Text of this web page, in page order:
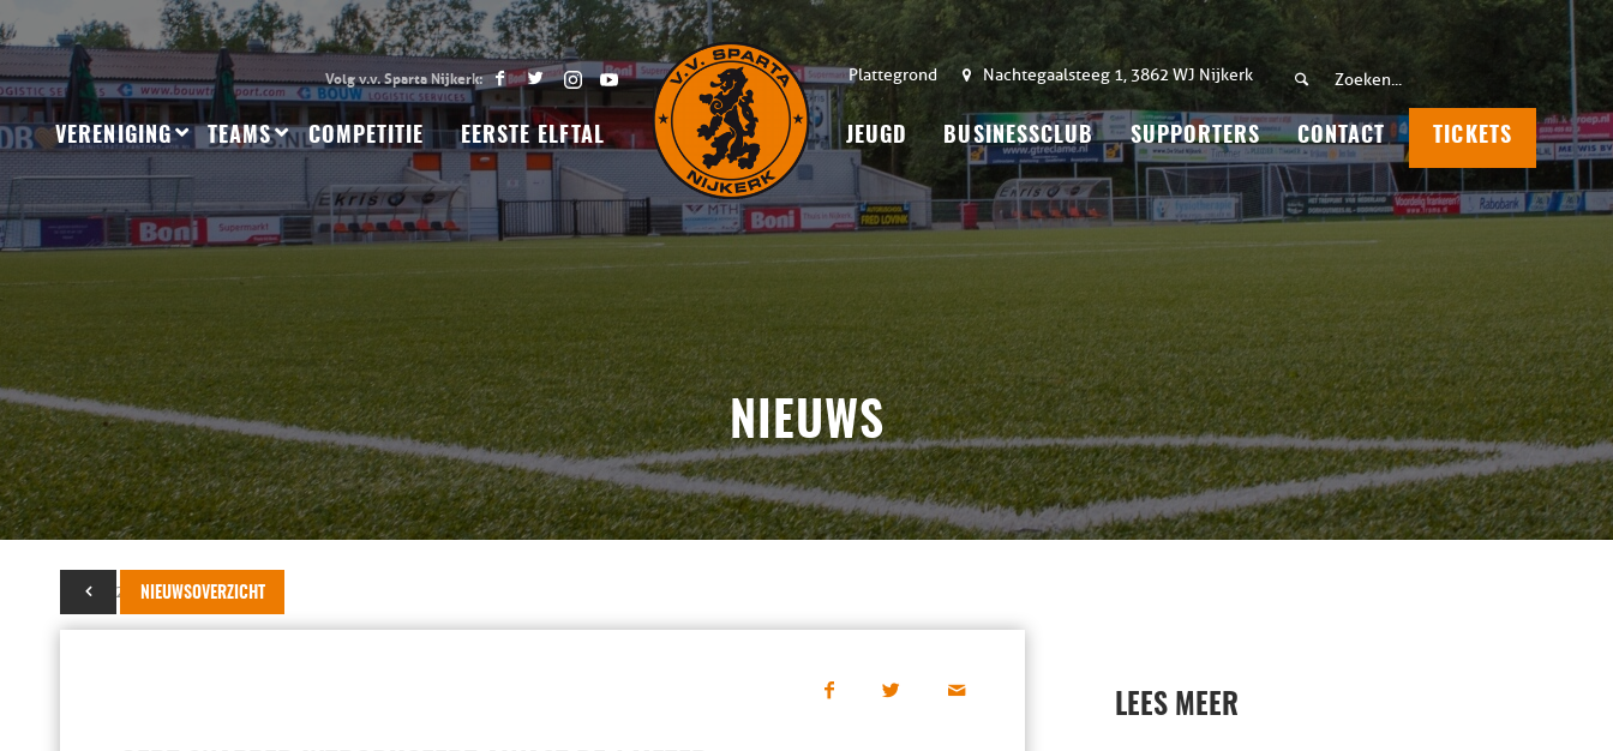
Plattegrond Nachtegaalsteeg 1, 3862 WJ Nijkerk
VERENIGING TEAMS COMPETITIE EERSTE ELFTAL JEUGD BUSINESSCLUB SUPPORTERS CONTACT TICKETS
NIEUWS
NIEUWSOVERZICHT
03 juni 2020
LEES MEER